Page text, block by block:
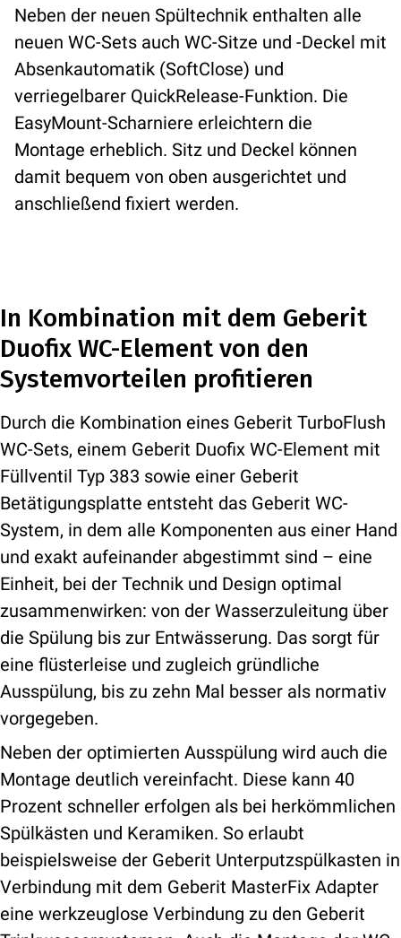
Neben der neuen Spültechnik enthalten alle
neuen WC-Sets auch WC-Sitze und -Deckel mit
Absenkautomatik (SoftClose) und
verriegelbarer QuickRelease-Funktion. Die
EasyMount-Scharniere erleichtern die
Montage erheblich. Sitz und Deckel können
damit bequem von oben ausgerichtet und
anschließend fixiert werden.
In Kombination mit dem Geberit
Duofix WC-Element von den
Systemvorteilen profitieren
Durch die Kombination eines Geberit TurboFlush
WC-Sets, einem Geberit Duofix WC-Element mit
Füllventil Typ 383 sowie einer Geberit
Betätigungsplatte entsteht das Geberit WC-
System, in dem alle Komponenten aus einer Hand
und exakt aufeinander abgestimmt sind – eine
Einheit, bei der Technik und Design optimal
zusammenwirken: von der Wasserzuleitung über
die Spülung bis zur Entwässerung. Das sorgt für
eine flüsterleise und zugleich gründliche
Ausspülung, bis zu zehn Mal besser als normativ
vorgegeben.
Neben der optimierten Ausspülung wird auch die
Montage deutlich vereinfacht. Diese kann 40
Prozent schneller erfolgen als bei herkömmlichen
Spülkästen und Keramiken. So erlaubt
beispielsweise der Geberit Unterputzspülkasten in
Verbindung mit dem Geberit MasterFix Adapter
eine werkzeuglose Verbindung zu den Geberit